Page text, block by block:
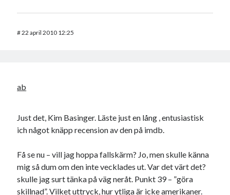
#22 april 2010 12:25
ab
Just det, Kim Basinger. Läste just en lång , entusiastisk
ich något knäpp recension av den på imdb.
Få se nu – vill jag hoppa fallskärm? Jo, men skulle känna
mig så dum om den inte vecklades ut. Var det värt det?
skulle jag surt tänka på väg neråt. Punkt 39 – ”göra
skillnad”. Vilket uttryck, hur ytliga är icke amerikaner.